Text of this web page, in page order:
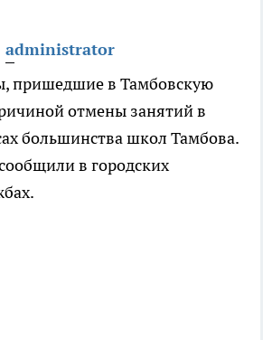
administrator
пришедшие в Тамбовскую
отмены занятий в
большинства школ Тамбова.
в городских